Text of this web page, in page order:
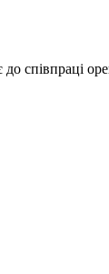
співпраці